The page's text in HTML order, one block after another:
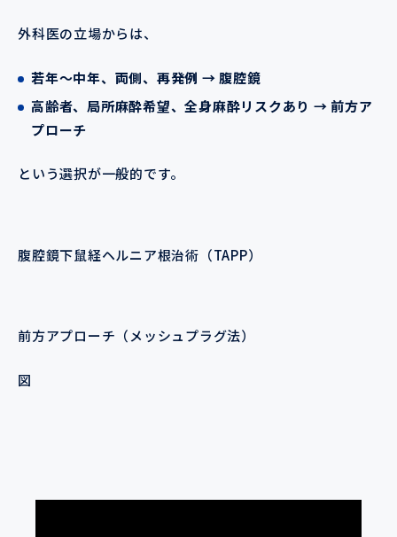
外科医の立場からは、
若年～中年、両側、再発例 → 腹腔鏡
高齢者、局所麻酔希望、全身麻酔リスクあり → 前方ア
プローチ
という選択が一般的です。
腹腔鏡下鼠経ヘルニア根治術（TAPP）
前方アプローチ（メッシュプラグ法）
図